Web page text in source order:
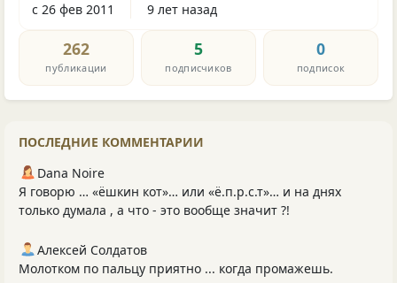
с 26 фев 2011 9 лет назад
262
публикации
5
подписчиков
0
подписок
ПОСЛЕДНИЕ КОММЕНТАРИИ
Dana Noire
Я говорю … «ёшкин кот»… или «ё.п.р.с.т»… и на днях
только думала , а что - это вообще значит ?!
Алексей Солдатов
Молотком по пальцу приятно ... когда промажешь.